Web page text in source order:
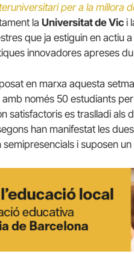
per a la millora
la Universitat de Vic i
que ja estiguin en actiu
innovadores apreses
en marxa aquesta
amb només 50 estudiants
satisfactoris es traslladi
han manifestat les
semipresencials i suposen